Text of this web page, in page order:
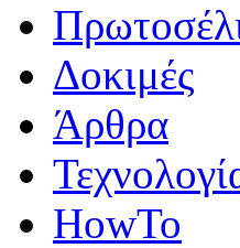
Δοκιμές
Άρθρα
HowTo